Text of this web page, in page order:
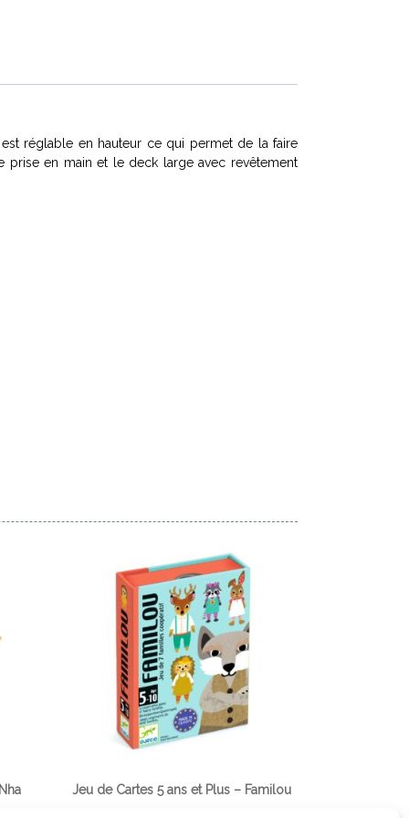
réglable en hauteur ce qui permet de la faire
prise en main et le deck large avec revêtement
Jeu de Cartes 5 ans et Plus – Familou